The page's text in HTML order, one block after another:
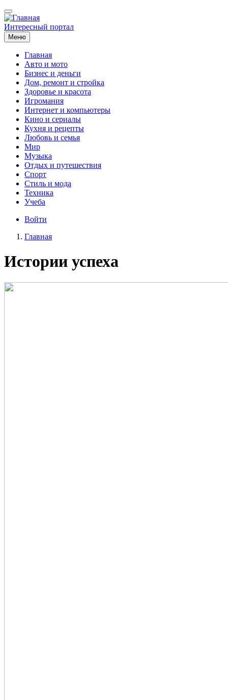
Перейти
к
основному
содержанию
Интересный портал
Меню
Основная
навигация
Главная
Авто и мото
Бизнес и деньги
Дом, ремонт и стройка
Здоровье и красота
Игромания
Интернет и компьютеры
Кино и сериалы
Кухня и рецепты
Любовь и семья
Мир
Музыка
Отдых и путешествия
Спорт
Стиль и мода
Техника
Учеба
Меню
записи
Войти
навигации
Главная
Истории успеха